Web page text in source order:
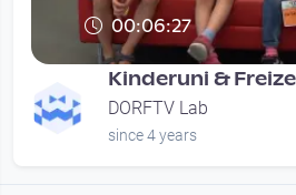
00:06:27
Kinderuni &
DORFTV Lab
since 4 years